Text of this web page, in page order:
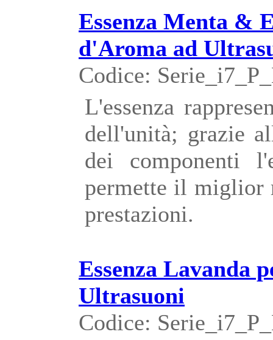
Essenza Menta &
d'Aroma ad
Codice:
L'essenza
dell'unità; grazie
dei componenti
permette il miglior
prestazioni.
Essenza Lavanda
Ultrasuoni
Codice: